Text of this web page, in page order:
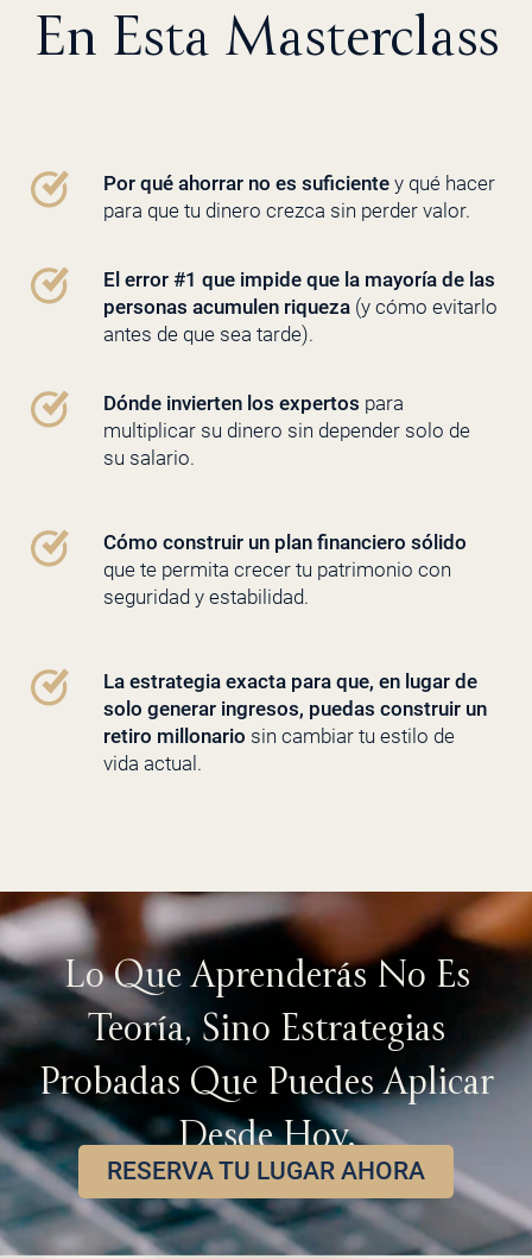
En Esta Masterclass
Por qué ahorrar no es suficientey qué hacer
para que tu dinero crezca sin perder valor.
El error #1 que impide que la mayoría de las
personas acumulen riqueza(y cómo evitarlo
antes de que sea tarde).
Dónde invierten los expertos para
multiplicar su dinero sin depender solo de
su salario.
Cómo construir un plan financiero sólido
que te permita crecer tu patrimonio con
seguridad y estabilidad.
La estrategia exacta para que, en lugar de
solo generar ingresos, puedas construir un
retiro millonario sin cambiar tu estilo de
vida actual.
Lo Que Aprenderás No Es
Teoría, Sino Estrategias
Probadas Que Puedes Aplicar
Desde Hoy.
RESERVA TU LUGAR AHORA